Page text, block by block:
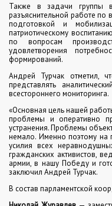
Также в задачи группы
разъяснительной работе по
подготовкой и
патриотическому
по вопросам
удовлетворения
формирований.
Андрей Турчак отметил,
представлять
всестороннего мониторинга.
«Основная цель нашей
проблемы и оперативно
устранения. Проблемы
немало. Именно поэтому
усилия всех
гражданских активистов,
армии, в нашу Победу и
заключил Андрей Турчак.
В состав парламентской